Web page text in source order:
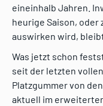
eineinhalb Jahren.
heurige Saison, oder
auswirken wird,
Was jetzt schon
seit der letzten
Platzgummer von
aktuell im